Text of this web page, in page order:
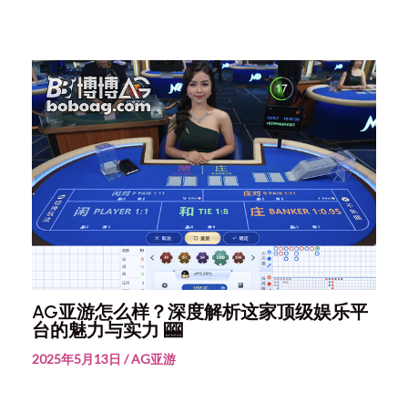
AG亚游怎么样？深度解析这家顶级娱乐平
台的魅力与实力 🎰
2025年5月13日 /AG亚游